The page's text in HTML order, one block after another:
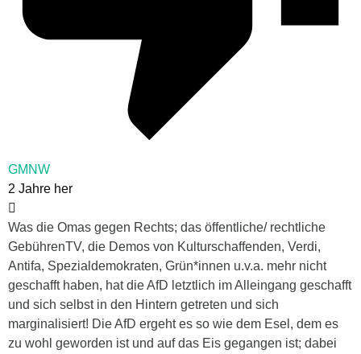
GMNW
2 Jahre her
Was die Omas gegen Rechts; das öffentliche/ rechtliche
GebührenTV, die Demos von Kulturschaffenden, Verdi,
Antifa, Spezialdemokraten, Grün*innen u.v.a. mehr nicht
geschafft haben, hat die AfD letztlich im Alleingang geschafft
und sich selbst in den Hintern getreten und sich
marginalisiert! Die AfD ergeht es so wie dem Esel, dem es
zu wohl geworden ist und auf das Eis gegangen ist; dabei